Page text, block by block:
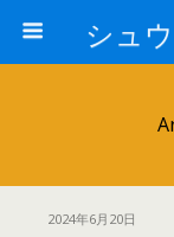
2024年6月20日